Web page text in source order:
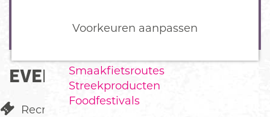
Voorkeuren aanpassen
a
g
e
Wekerom
Smaakfietsroutes
Streekproducten
Foodfestivals
EVENEMENT AANMELDEN
Recreatie